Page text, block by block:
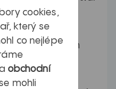
spodních
cookies,
který se
co nejlépe
obchodní
mohli